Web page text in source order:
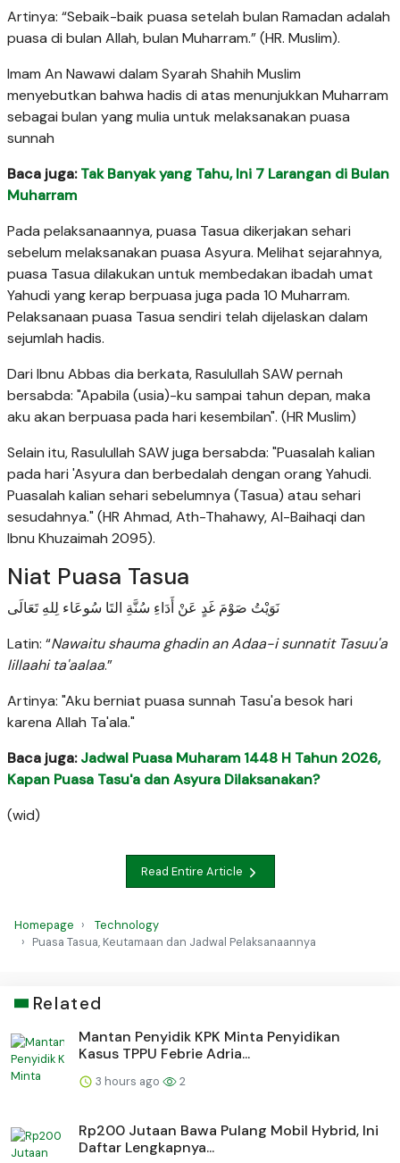
Artinya: “Sebaik-baik puasa setelah bulan Ramadan adalah
puasa di bulan Allah, bulan Muharram.” (HR. Muslim).
Imam An Nawawi dalam Syarah Shahih Muslim
menyebutkan bahwa hadis di atas menunjukkan Muharram
sebagai bulan yang mulia untuk melaksanakan puasa
sunnah
Baca juga:Tak Banyak yang Tahu, Ini 7 Larangan di Bulan
Muharram
Pada pelaksanaannya, puasa Tasua dikerjakan sehari
sebelum melaksanakan puasa Asyura. Melihat sejarahnya,
puasa Tasua dilakukan untuk membedakan ibadah umat
Yahudi yang kerap berpuasa juga pada 10 Muharram.
Pelaksanaan puasa Tasua sendiri telah dijelaskan dalam
sejumlah hadis.
Dari Ibnu Abbas dia berkata, Rasulullah SAW pernah
bersabda: "Apabila (usia)-ku sampai tahun depan, maka
aku akan berpuasa pada hari kesembilan". (HR Muslim)
Selain itu, Rasulullah SAW juga bersabda: "Puasalah kalian
pada hari 'Asyura dan berbedalah dengan orang Yahudi.
Puasalah kalian sehari sebelumnya (Tasua) atau sehari
sesudahnya." (HR Ahmad, Ath-Thahawy, Al-Baihaqi dan
Ibnu Khuzaimah 2095).
Niat Puasa Tasua
نَوَيْتُ صَوْمَ غَدٍ عَنْ أَدَاءِ سُنَّةِ التَا سُوعَاء لِلهِ تَعَالَى
Latin: “Nawaitu shauma ghadin an Adaa-i sunnatit Tasuu'a
lillaahi ta'aalaa.”
Artinya: "Aku berniat puasa sunnah Tasu'a besok hari
karena Allah Ta'ala."
Baca juga:Jadwal Puasa Muharam 1448 H Tahun 2026,
Kapan Puasa Tasu'a dan Asyura Dilaksanakan?
(wid)
Read Entire Article
Homepage
Technology
Puasa Tasua, Keutamaan dan Jadwal Pelaksanaannya
Related
Mantan Penyidik KPK Minta Penyidikan
Kasus TPPU Febrie Adria...
3 hours ago 2
Rp200 Jutaan Bawa Pulang Mobil Hybrid, Ini
Daftar Lengkapnya...